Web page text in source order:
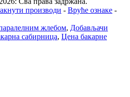
производи - Вруће ознаке -
жлебом, Добављачи
сабирница, Цена бакарне